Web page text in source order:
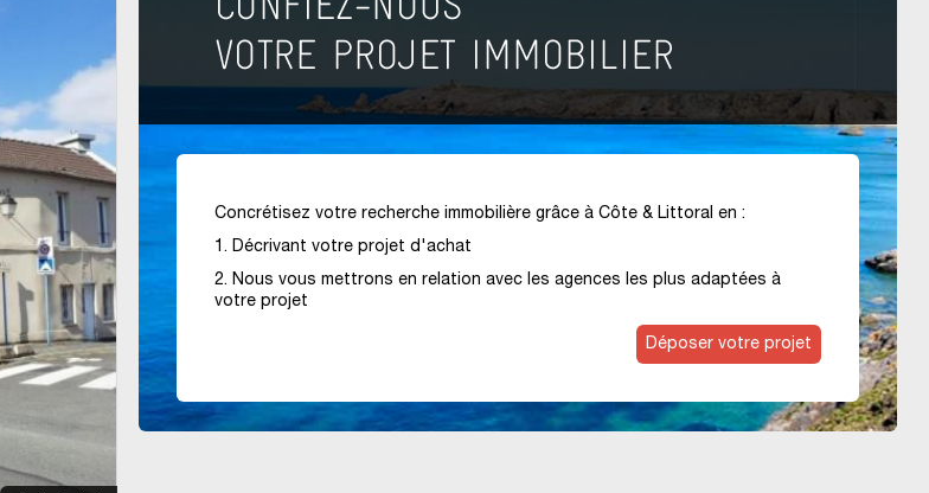
Concrétisez votre recherche immobilière grâce à Côte & Littoral en :
1. Décrivant votre projet d'achat
2. Nous vous mettrons en relation avec les agences les plus adaptées à
votre projet
Déposer votre projet